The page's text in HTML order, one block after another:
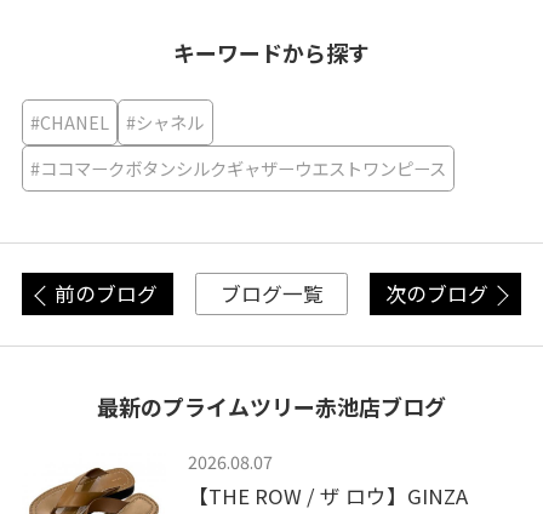
キーワードから探す
#CHANEL
#シャネル
#ココマークボタンシルクギャザーウエストワンピース
前のブログ ブログ一覧 次のブログ
最新のプライムツリー赤池店ブログ
2026.08.07
【THE ROW / ザ ロウ】GINZA